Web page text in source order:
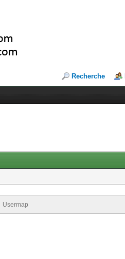
Recherche
Usermap